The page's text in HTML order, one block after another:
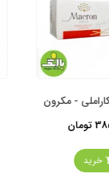
- مکرون
خرید